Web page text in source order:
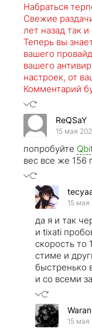
Набраться
Свежие
лет назад так
Теперь вы
вашего
вашего
настроек, от
Комментарий
ReQSaY
15 мая
попробуйте
вес все же 156
15 мая
да я и так
и tixati
скорость то
стиме и
быстренько
и со всеми
Waran
15 мая